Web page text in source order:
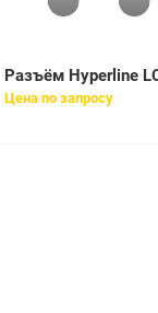
Разъём Hyperline
Цена по запросу